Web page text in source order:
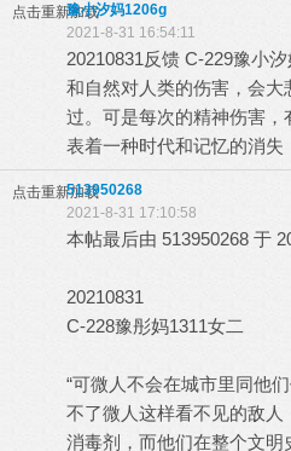
点击重新加载豫小汐妈1206g
2021-8-31 16:54:11
20210831反馈 C-229豫小
和自然对人类的伤害，会
过。可是每次的精神伤害
表着一种时代和记忆的消失
点击重新加载513950268
2021-8-31 17:10:58
本帖最后由 513950268 于
20210831
C-228豫彤妈1311女二
“可微人不会在城市里同他
不了微人这样看不见的敌
消毒剂，而他们在整个文